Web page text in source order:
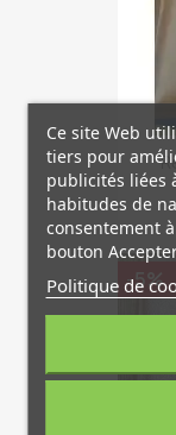
-5%
Ce site Web
tiers pour
publicités liées
habitudes de
consentement
bouton
Politique de